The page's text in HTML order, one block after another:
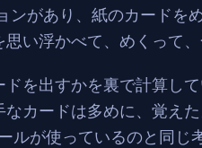
があり、紙のカードを
い浮かべて、めくって
を出すかを裏で計算し
カードは多めに、覚え
が使っているのと同じ